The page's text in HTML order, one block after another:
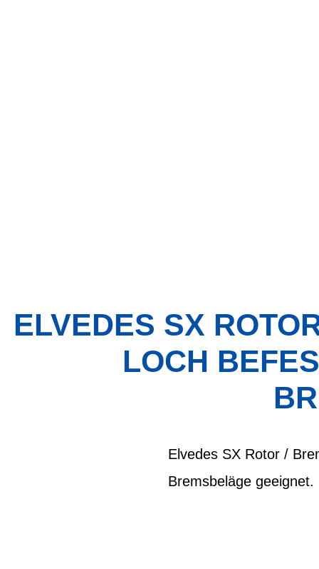
ELVEDES SX
LOCH
Elvedes SX Rotor /
Bremsbeläge geeignet.